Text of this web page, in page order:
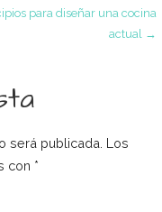
para diseñar una cocina
actual →
será publicada. Los
con *